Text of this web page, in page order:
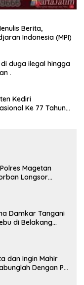
Berita,
Indonesia (MPI)
di duga ilegal hingga
.
Kediri
Magetan
Longsor
Damkar Tangani
di Belakang
dan Ingin Mahir
Dengan PT